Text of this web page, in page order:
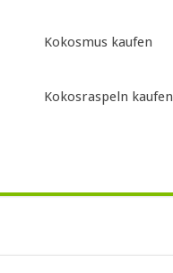
Kokosmus kaufen
Kokosraspeln kaufen